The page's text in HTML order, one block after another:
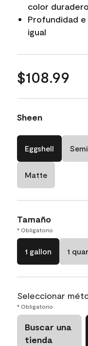
color duradero
Profundidad
igual
$108.99
Sheen
Eggshell
Matte
Tamaño
* Obligatorio
1 gallon 1
Seleccionar
* Obligatorio
Buscar una
tienda